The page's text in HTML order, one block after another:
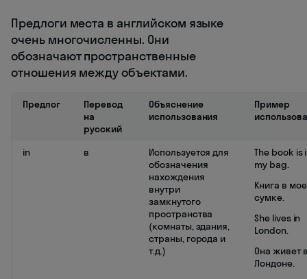
Предлоги места в английском языке
очень многочисленны. Они
обозначают пространственные
отношения между объектами.
Предлог
Перевод
на
русский
Объяснение
использования
Пример
in в
Используется для
обозначения
нахождения
внутри
замкнутого
пространства
(комнаты, здания,
страны, города и
т.д.)
The book is
my bag.
Книга в
сумке.
She lives in
London.
Она живет
Лондоне.